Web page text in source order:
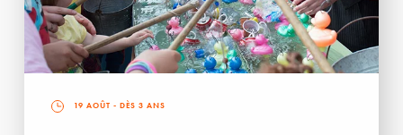
19 AOÛT - DÈS 3 ANS